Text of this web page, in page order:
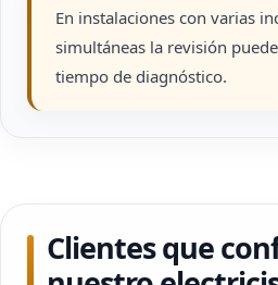
En instalaciones con varias
simultáneas la revisión
tiempo de diagnóstico.
Clientes que